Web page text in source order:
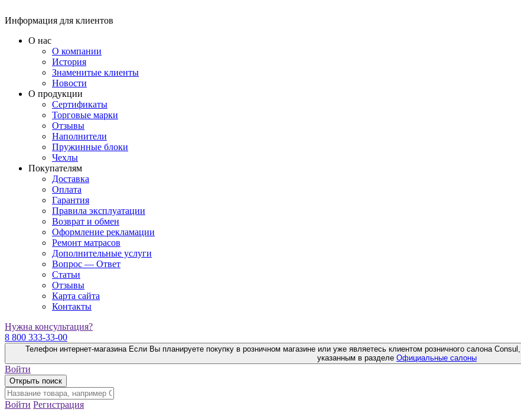
Информация для клиентов
О нас
О компании
История
Знаменитые клиенты
Новости
О продукции
Сертификаты
Торговые марки
Отзывы
Наполнители
Пружинные блоки
Чехлы
Покупателям
Доставка
Оплата
Гарантия
Правила эксплуатации
Возврат и обмен
Оформление рекламации
Ремонт матрасов
Дополнительные услуги
Вопрос — Ответ
Статьи
Отзывы
Карта сайта
Контакты
Нужна консультация?
8 800 333-33-00
Телефон интернет-магазина Если Вы планируете покупку в розничном магазине или уже являетесь клиентом розничного салона
указанным в разделе Официальные салоны
Войти
Открыть поиск
Войти Регистрация